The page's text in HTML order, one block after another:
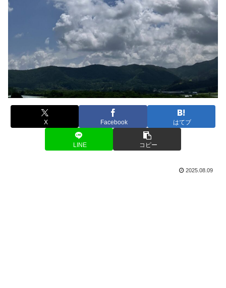
X Facebook はてブ
LINE コピー
2025.08.09